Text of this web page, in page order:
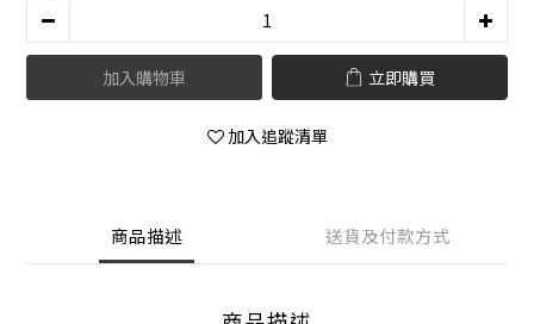
加入購物車 立即購買
加入追蹤清單
商品描述 送貨及付款方式